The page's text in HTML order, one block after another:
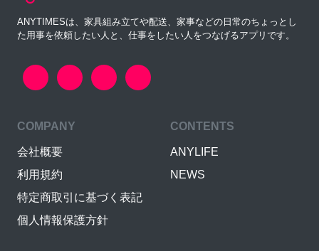
ANYTIMESは、家具組み立てや配送、家事などの日常のちょっとし
た用事を依頼したい人と、仕事をしたい人をつなげるアプリです。
COMPANY
会社概要
利用規約
特定商取引に基づく表記
個人情報保護方針
CONTENTS
ANYLIFE
NEWS